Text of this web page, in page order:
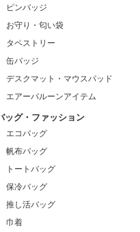
ピンバッジ
お守り・匂い袋
タペストリー
缶バッジ
デスクマット・マウスパッド
エアーバルーンアイテム
ッグ・ファッション
エコバッグ
帆布バッグ
トートバッグ
保冷バッグ
推し活バッグ
巾着